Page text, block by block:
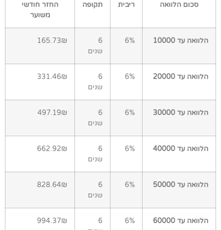
סכום הלוואה ריבית תקופה
החזר חודשי
משוער
הלוואה עד 10000 6%
6
שנים
165.73₪
הלוואה עד 20000 6%
6
שנים
331.46₪
הלוואה עד 30000 6%
6
שנים
497.19₪
הלוואה עד 40000 6%
6
שנים
662.92₪
הלוואה עד 50000 6%
6
שנים
828.64₪
הלוואה עד 60000 6%
6
994.37₪